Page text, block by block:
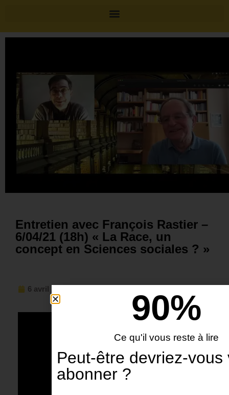
Entretien avec François Rastier –
6/04/21 (18h) « La Race, un
concept en Sciences sociales ? »
6 avril 2021
Ce qu'il vous reste à lire
90%
Peut-être devriez-vous
abonner ?